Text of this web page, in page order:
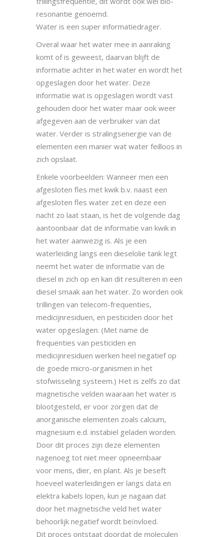
resonantie genoemd.
Water is een super informatiedrager.
Overal waar het water mee in aanraking
komt of is geweest, daarvan blijft de
informatie achter in het water en wordt het
opgeslagen door het water. Deze
informatie wat is opgeslagen wordt vast
gehouden door het water maar ook weer
afgegeven aan de verbruiker van dat
water. Verder is stralingsenergie van de
elementen een manier wat water feilloos in
zich opslaat.
Enkele voorbeelden: Wanneer men een
afgesloten fles met kwik b.v. naast een
afgesloten fles water zet en deze een
nacht zo laat staan, is het de volgende dag
aantoonbaar dat de informatie van kwik in
het water aanwezig is. Als je een
waterleiding langs een dieselolie tank legt
neemt het water de informatie van de
diesel in zich op en kan dit resulteren in een
diesel smaak aan het water. Zo worden ook
trillingen van telecom-frequenties,
medicijnresiduen, en pesticiden door het
water opgeslagen. (Met name de
frequenties van pesticiden en
medicijnresiduen werken heel negatief op
de goede micro-organismen in het
stofwisseling systeem.) Het is zelfs zo dat
magnetische velden waaraan het water is
blootgesteld, er voor zorgen dat de
anorganische elementen zoals calcium,
magnesium e.d. instabiel geladen worden.
Door dit proces zijn deze elementen
nagenoeg tot niet meer opneembaar
voor mens, dier, en plant. Als je beseft
hoeveel waterleidingen er langs data en
elektra kabels lopen, kun je nagaan dat
door het magnetische veld het water
behoorlijk negatief wordt beïnvloed.
Dit proces ontstaat doordat de moleculen